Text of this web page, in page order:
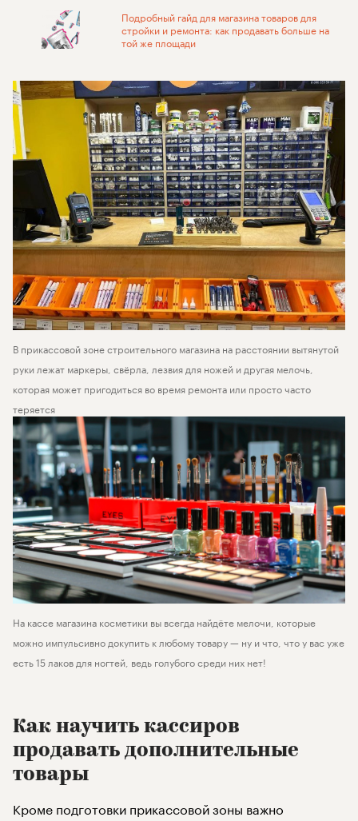
Подробный гайд для магазина товаров для
стройки и ремонта: как продавать больше на
той же площади
В прикассовой зоне строительного магазина на расстоянии вытянутой
руки лежат маркеры, свёрла, лезвия для ножей и другая мелочь,
которая может пригодиться во время ремонта или просто часто
теряется
На кассе магазина косметики вы всегда найдёте мелочи, которые
можно импульсивно докупить к любому товару — ну и что, что у вас уже
есть 15 лаков для ногтей, ведь голубого среди них нет!
Как научить кассиров
продавать дополнительные
товары
Кроме подготовки прикассовой зоны важно